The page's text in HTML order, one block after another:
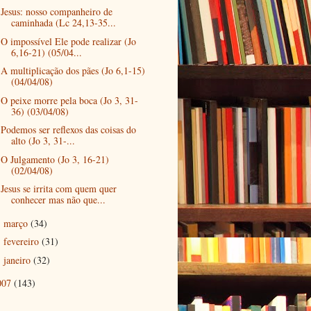
Jesus: nosso companheiro de
caminhada (Lc 24,13-35...
O impossível Ele pode realizar (Jo
6,16-21) (05/04...
A multiplicação dos pães (Jo 6,1-15)
(04/04/08)
O peixe morre pela boca (Jo 3, 31-
36) (03/04/08)
Podemos ser reflexos das coisas do
alto (Jo 3, 31-...
O Julgamento (Jo 3, 16-21)
(02/04/08)
Jesus se irrita com quem quer
conhecer mas não que...
março (34)
fevereiro (31)
janeiro (32)
(143)